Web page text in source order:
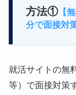
方法①【
分で面接対
就活サイトの無
等）で面接対策